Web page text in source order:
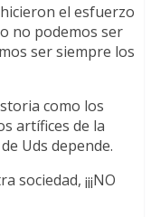
el esfuerzo
no podemos ser
ser siempre los
como los
artífices de la
Uds depende.
¡¡¡NO